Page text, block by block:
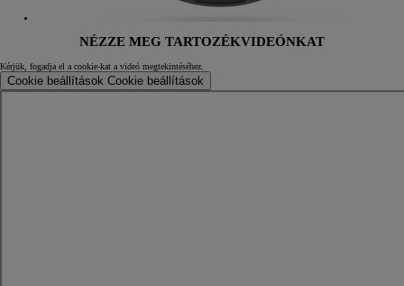
NÉZZE MEG TARTOZÉKVIDEÓNKAT
Kérjük, fogadja el a cookie-kat a videó megtekintéséhez.
Cookie beállítások Cookie beállítások